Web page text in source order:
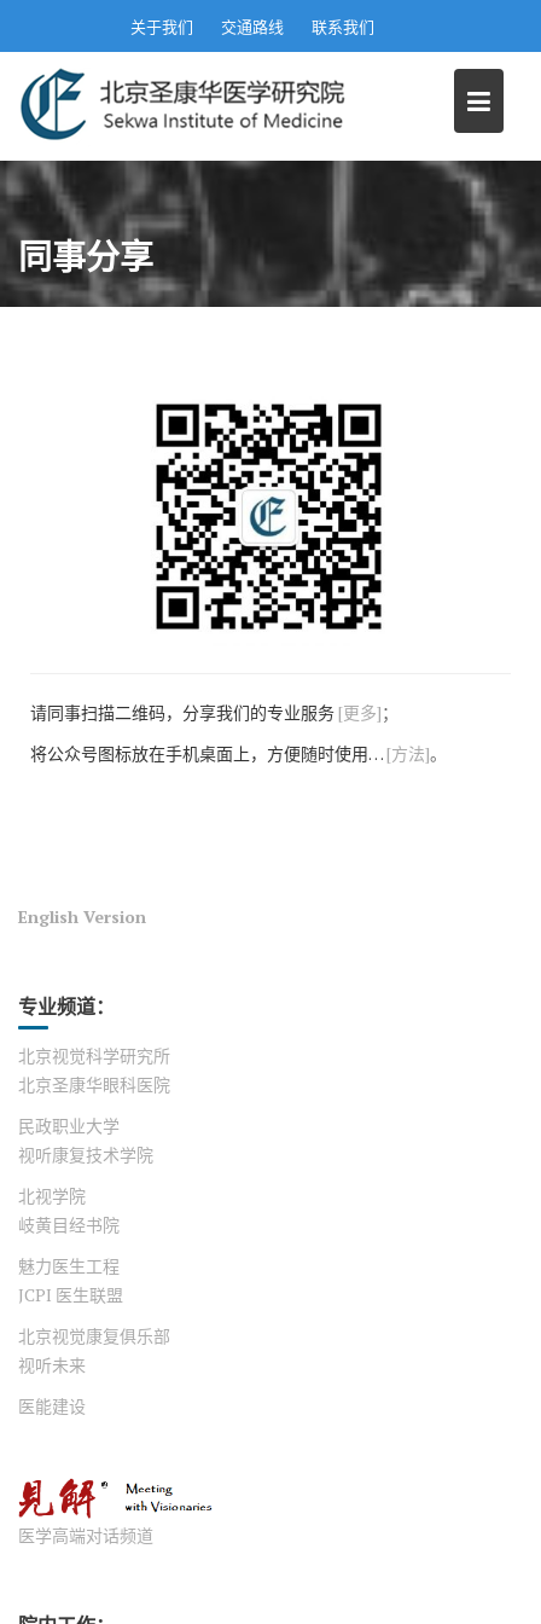
o
o
e
关于我们 交通路线 联系我们
同事分享
请同事扫描二维码，分享我们的专业服务 [更多]；
将公众号图标放在手机桌面上，方便随时使用… [方法]。
English Version
专业频道：
北京视觉科学研究所
北京圣康华眼科医院
民政职业大学
视听康复技术学院
北视学院
岐黄目经书院
魅力医生工程
JCPI 医生联盟
北京视觉康复俱乐部
视听未来
医能建设
医学高端对话频道